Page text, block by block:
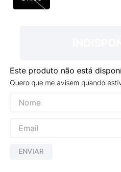
Este produto não está
Quero que me avisem quando
ENVIAR
NEW 530